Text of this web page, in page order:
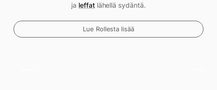
ja leffatlähellä sydäntä.
Lue Rollesta lisää